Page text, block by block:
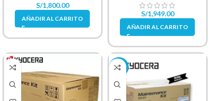
S/1,800.00
AÑADIR AL CARRITO
S/1,949.00
AÑADIR AL CARRITO
-15%